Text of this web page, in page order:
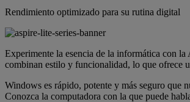
Rendimiento optimizado para su rutina digital
Experimente la esencia de la informática con la
combinan estilo y funcionalidad, lo que ofrece
Windows es rápido, potente y más seguro que
Conozca la computadora con la que puede